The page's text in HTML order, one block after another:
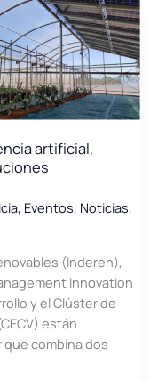
artificial,
, Eventos, Noticias,
(Inderen),
Innovation
y el Clúster de
están
combina dos